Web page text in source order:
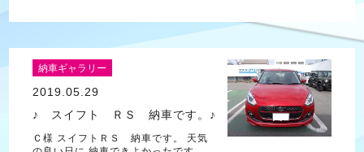
納車ギャラリー
2019.05.29
♪ スイフト ＲＳ 納車です。♪
Ｃ様 スイフトＲＳ 納車です。 天気